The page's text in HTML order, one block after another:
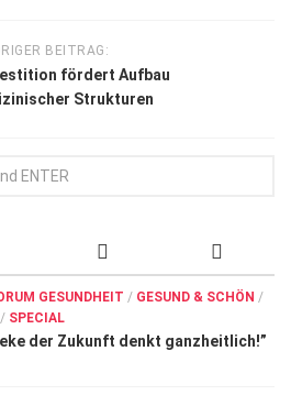
BEITRAG:
fördert Aufbau
Strukturen
GESUNDHEIT / GESUND & SCHÖN /
/ SPECIAL
der Zukunft denkt ganzheitlich!”